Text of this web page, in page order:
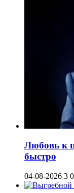
Любовь к
быстро
04-08-2026 3